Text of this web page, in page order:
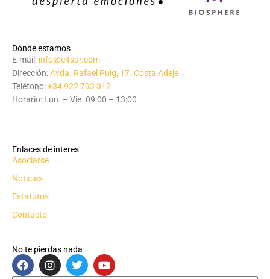
Dónde estamos
E-mail: info@citsur.com
Dirección:Avda. Rafael Puig, 17. Costa Adeje
Teléfono:+34 922 793 312
Horario: Lun. – Vie. 09:00 – 13:00
Enlaces de interes
Asociarse
Noticias
Estatutos
Contacto
No te pierdas nada
F
a
I
n
T
w
Y
o